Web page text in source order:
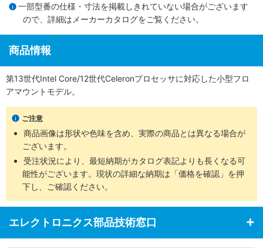
一部型番の仕様・寸法を掲載しきれていない場合がございます
ので、詳細は メーカーカタログをご覧ください。
商品情報
第13世代Intel Core/12世代Celeronプロセッサに対応した小型フロ
アマウントモデル。
ご注意
商品画像は形状や色味を含め、実際の商品とは異なる場合が
ございます。
受注状況により、最短納期がカタログ表記よりも長くなる可
能性がございます。現状の詳細な納期は「価格を確認」を押
下し、ご確認ください。
エレクトロニクス部品技術窓口